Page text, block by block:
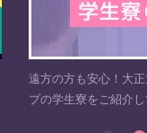
遠方の方も安心！大
プの学生寮をご紹介し